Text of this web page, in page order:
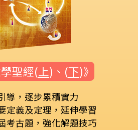
聖經( 上)、(下)》
導，逐步累積實力
定義及定理，延伸學習
考古題，強化解題技巧